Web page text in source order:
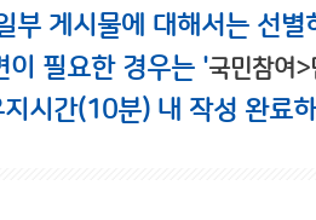
부 게시물에 대해서는 선
필요한 경우는 '국민참여>
시간(10분) 내 작성 완료